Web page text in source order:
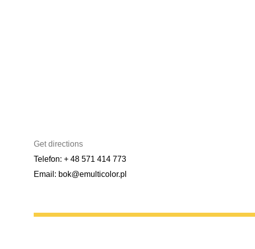
Get directions
Telefon: + 48 571 414 773
Email: bok@emulticolor.pl